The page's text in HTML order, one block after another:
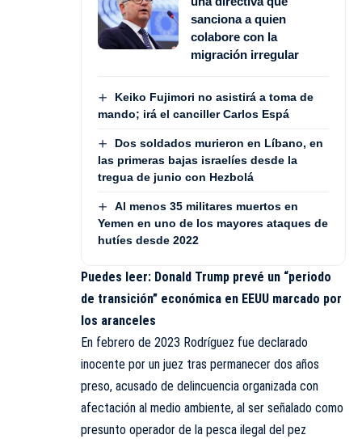
sanciona a quien
colabore con la
migración irregular
Keiko Fujimori no asistirá a toma de
mando; irá el canciller Carlos Espá
Dos soldados murieron en Líbano, en
las primeras bajas israelíes desde la
tregua de junio con Hezbolá
Al menos 35 militares muertos en
Yemen en uno de los mayores ataques de
hutíes desde 2022
Puedes leer: Donald Trump prevé un “periodo
de transición” económica en EEUU marcado por
los aranceles
En febrero de 2023 Rodríguez fue declarado
inocente por un juez tras permanecer dos años
preso, acusado de delincuencia organizada con
afectación al medio ambiente, al ser señalado como
presunto operador de la pesca ilegal del pez